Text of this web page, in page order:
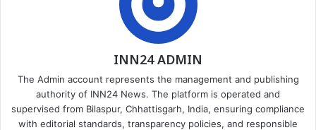
INN24 ADMIN
The Admin account represents the management and publishing
authority of INN24 News. The platform is operated and
supervised from Bilaspur, Chhattisgarh, India, ensuring compliance
with editorial standards, transparency policies, and responsible